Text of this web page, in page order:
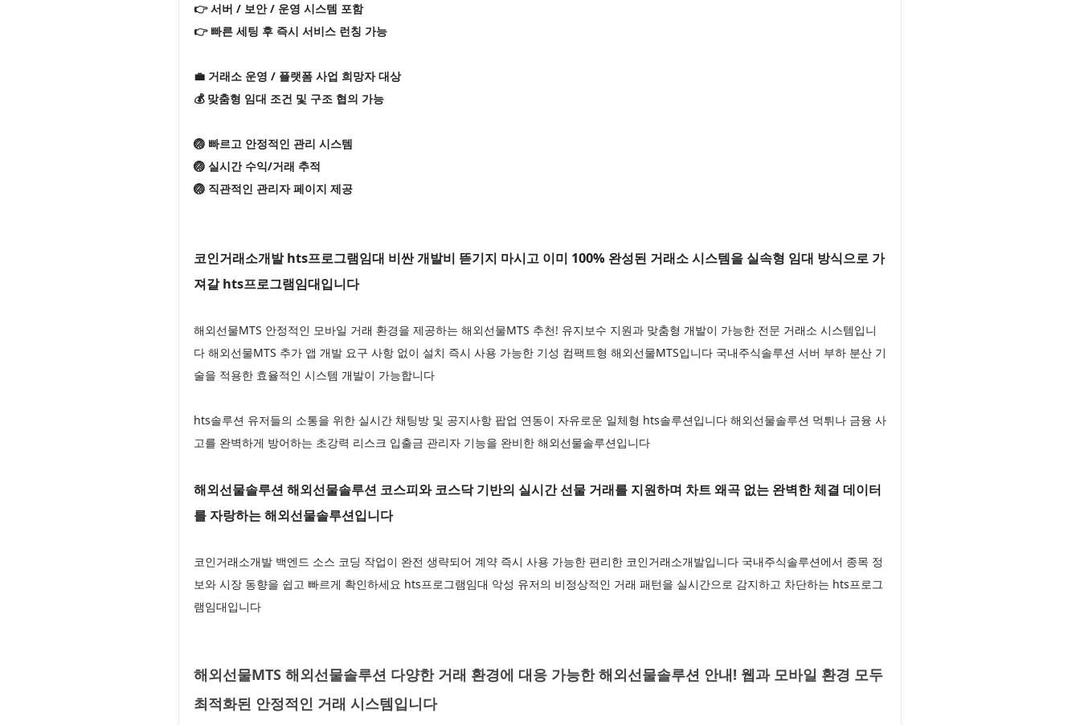
👉 서버 / 보안 / 운영 시스템 포함
👉 빠른 세팅 후 즉시 서비스 런칭 가능
💼 거래소 운영 / 플랫폼 사업 희망자 대상
💰 맞춤형 임대 조건 및 구조 협의 가능
🏐 빠르고 안정적인 관리 시스템
🏐 실시간 수익/거래 추적
🏐 직관적인 관리자 페이지 제공
코인거래소개발 hts프로그램임대 비싼 개발비 뜯기지 마시고 이미 100% 완성된 거래소 시스템을 실속형 임대 방식으로 가
져갈 hts프로그램임대입니다
해외선물MTS 안정적인 모바일 거래 환경을 제공하는 해외선물MTS 추천! 유지보수 지원과 맞춤형 개발이 가능한 전문 거래소 시스템입니
다 해외선물MTS 추가 앱 개발 요구 사항 없이 설치 즉시 사용 가능한 기성 컴팩트형 해외선물MTS입니다 국내주식솔루션 서버 부하 분산 기
술을 적용한 효율적인 시스템 개발이 가능합니다
hts솔루션 유저들의 소통을 위한 실시간 채팅방 및 공지사항 팝업 연동이 자유로운 일체형 hts솔루션입니다 해외선물솔루션 먹튀나 금융 사
고를 완벽하게 방어하는 초강력 리스크 입출금 관리자 기능을 완비한 해외선물솔루션입니다
해외선물솔루션 해외선물솔루션 코스피와 코스닥 기반의 실시간 선물 거래를 지원하며 차트 왜곡 없는 완벽한 체결 데이터
를 자랑하는 해외선물솔루션입니다
코인거래소개발 백엔드 소스 코딩 작업이 완전 생략되어 계약 즉시 사용 가능한 편리한 코인거래소개발입니다 국내주식솔루션에서 종목 정
보와 시장 동향을 쉽고 빠르게 확인하세요 hts프로그램임대 악성 유저의 비정상적인 거래 패턴을 실시간으로 감지하고 차단하는 hts프로그
램임대입니다
해외선물MTS 해외선물솔루션 다양한 거래 환경에 대응 가능한 해외선물솔루션 안내! 웹과 모바일 환경 모두
최적화된 안정적인 거래 시스템입니다